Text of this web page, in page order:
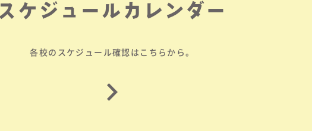
スケジュールカレンダー
各校のスケジュール確認はこちらから。